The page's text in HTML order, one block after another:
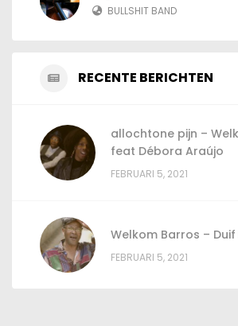
BULLSHIT BAND
RECENTE BERICHTEN
allochtone pijn –
feat Débora Araújo
FEBRUARI 5, 2021
Welkom Barros – Duif
FEBRUARI 5, 2021